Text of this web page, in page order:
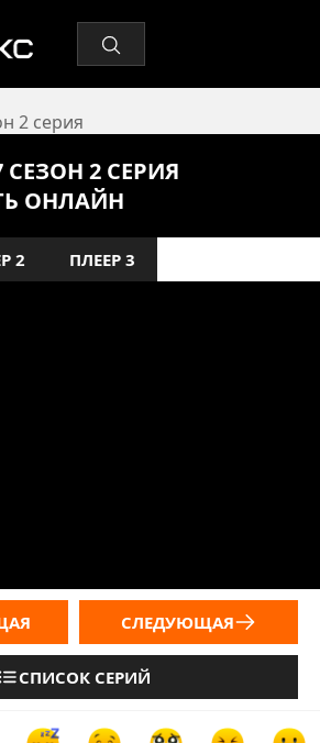
2 серия
СЕЗОН 2 СЕРИЯ
ОНЛАЙН
2 ПЛЕЕР 3
СПИСОК СЕРИЙ
СЛЕДУЮЩАЯ